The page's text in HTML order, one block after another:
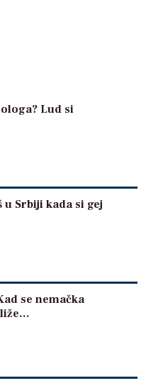
Lud si
u Srbiji kada si gej
se nemačka